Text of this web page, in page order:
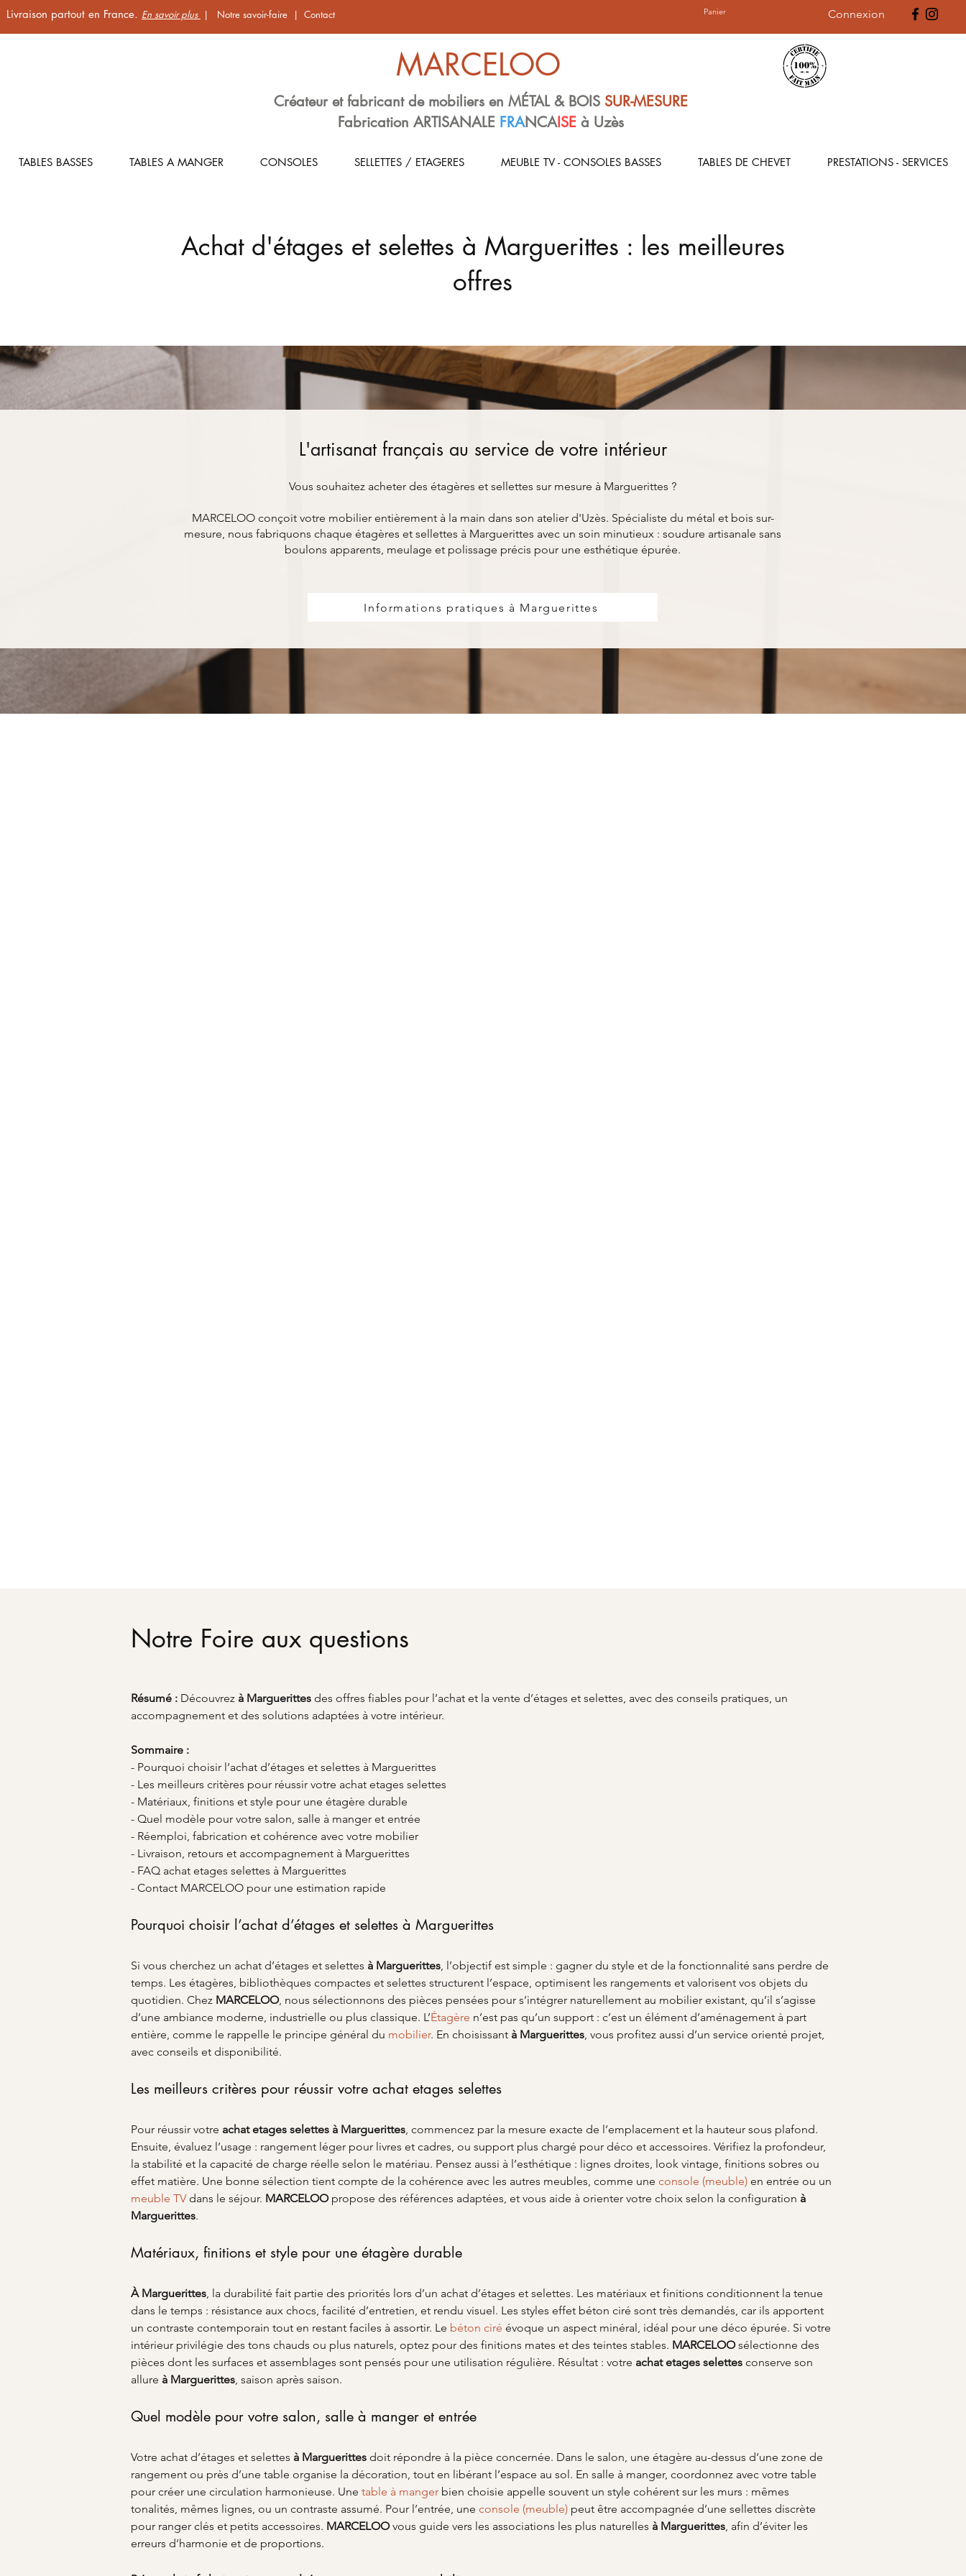
Livraison partout en France. En savoir plus | Notre savoir-faire | Contact Panier Connexion
MARCELOO
Créateur et fabricant de mobiliers en MÉTAL & BOIS SUR-MESURE
Fabrication ARTISANALE FRANCAISE à Uzès
TABLES BASSES TABLES A MANGER CONSOLES SELLETTES / ETAGERES MEUBLE TV - CONSOLES BASSES TABLES DE CHEVET PRESTATIONS - SERVICES
Achat d'étages et selettes à Marguerittes : les meilleures
offres
L'artisanat français au service de votre intérieur
Vous souhaitez acheter des étagères et sellettes sur mesure à Marguerittes ?
MARCELOO conçoit votre mobilier entièrement à la main dans son atelier d'Uzès. Spécialiste du métal et bois sur-
mesure, nous fabriquons chaque étagères et sellettes à Marguerittes avec un soin minutieux : soudure artisanale sans
boulons apparents, meulage et polissage précis pour une esthétique épurée.
Informations pratiques à Marguerittes
Notre Foire aux questions
Résumé : Découvrez à Marguerittes des offres fiables pour l’achat et la vente d’étages et selettes, avec des conseils pratiques, un
accompagnement et des solutions adaptées à votre intérieur.
Sommaire :
- Pourquoi choisir l’achat d’étages et selettes à Marguerittes
- Les meilleurs critères pour réussir votre achat etages selettes
- Matériaux, finitions et style pour une étagère durable
- Quel modèle pour votre salon, salle à manger et entrée
- Réemploi, fabrication et cohérence avec votre mobilier
- Livraison, retours et accompagnement à Marguerittes
- FAQ achat etages selettes à Marguerittes
- Contact MARCELOO pour une estimation rapide
Pourquoi choisir l’achat d’étages et selettes à Marguerittes
Si vous cherchez un achat d’étages et selettes à Marguerittes, l’objectif est simple : gagner du style et de la fonctionnalité sans perdre de
temps. Les étagères, bibliothèques compactes et selettes structurent l’espace, optimisent les rangements et valorisent vos objets du
quotidien. Chez MARCELOO, nous sélectionnons des pièces pensées pour s’intégrer naturellement au mobilier existant, qu’il s’agisse
d’une ambiance moderne, industrielle ou plus classique. L’Étagère n’est pas qu’un support : c’est un élément d’aménagement à part
entière, comme le rappelle le principe général du mobilier. En choisissant à Marguerittes, vous profitez aussi d’un service orienté projet,
avec conseils et disponibilité.
Les meilleurs critères pour réussir votre achat etages selettes
Pour réussir votre achat etages selettes à Marguerittes, commencez par la mesure exacte de l’emplacement et la hauteur sous plafond.
Ensuite, évaluez l’usage : rangement léger pour livres et cadres, ou support plus chargé pour déco et accessoires. Vérifiez la profondeur,
la stabilité et la capacité de charge réelle selon le matériau. Pensez aussi à l’esthétique : lignes droites, look vintage, finitions sobres ou
effet matière. Une bonne sélection tient compte de la cohérence avec les autres meubles, comme une console (meuble) en entrée ou un
meuble TV dans le séjour. MARCELOO propose des références adaptées, et vous aide à orienter votre choix selon la configuration à
Marguerittes.
Matériaux, finitions et style pour une étagère durable
À Marguerittes, la durabilité fait partie des priorités lors d’un achat d’étages et selettes. Les matériaux et finitions conditionnent la tenue
dans le temps : résistance aux chocs, facilité d’entretien, et rendu visuel. Les styles effet béton ciré sont très demandés, car ils apportent
un contraste contemporain tout en restant faciles à assortir. Le béton ciré évoque un aspect minéral, idéal pour une déco épurée. Si votre
intérieur privilégie des tons chauds ou plus naturels, optez pour des finitions mates et des teintes stables. MARCELOO sélectionne des
pièces dont les surfaces et assemblages sont pensés pour une utilisation régulière. Résultat : votre achat etages selettes conserve son
allure à Marguerittes, saison après saison.
Quel modèle pour votre salon, salle à manger et entrée
Votre achat d’étages et selettes à Marguerittes doit répondre à la pièce concernée. Dans le salon, une étagère au-dessus d’une zone de
rangement ou près d’une table organise la décoration, tout en libérant l’espace au sol. En salle à manger, coordonnez avec votre table
pour créer une circulation harmonieuse. Une table à manger bien choisie appelle souvent un style cohérent sur les murs : mêmes
tonalités, mêmes lignes, ou un contraste assumé. Pour l’entrée, une console (meuble) peut être accompagnée d’une sellettes discrète
pour ranger clés et petits accessoires. MARCELOO vous guide vers les associations les plus naturelles à Marguerittes, afin d’éviter les
erreurs d’harmonie et de proportions.